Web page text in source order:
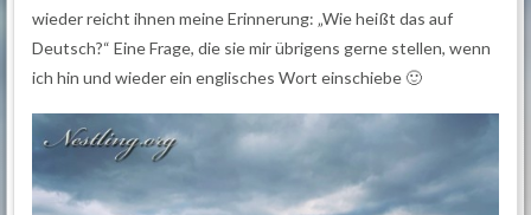
wieder reicht ihnen meine Erinnerung: „Wie heißt das auf
Deutsch?“ Eine Frage, die sie mir übrigens gerne stellen, wenn
ich hin und wieder ein englisches Wort einschiebe 🙂